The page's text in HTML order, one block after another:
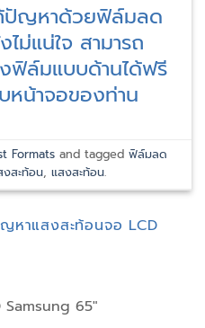
ปัญหาด้วยฟิล์มลด
ม่แน่ใจ สามารถ
ฟิล์มแบบด้านได้ฟรี
หน้าจอของท่าน
Formats and tagged ฟิล์มลด
สะท้อน, แสงสะท้อน.
หาแสงสะท้อนจอ LCD
Samsung 65″